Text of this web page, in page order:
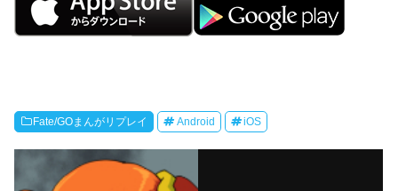
Fate/GOまんがリプレイ Android iOS